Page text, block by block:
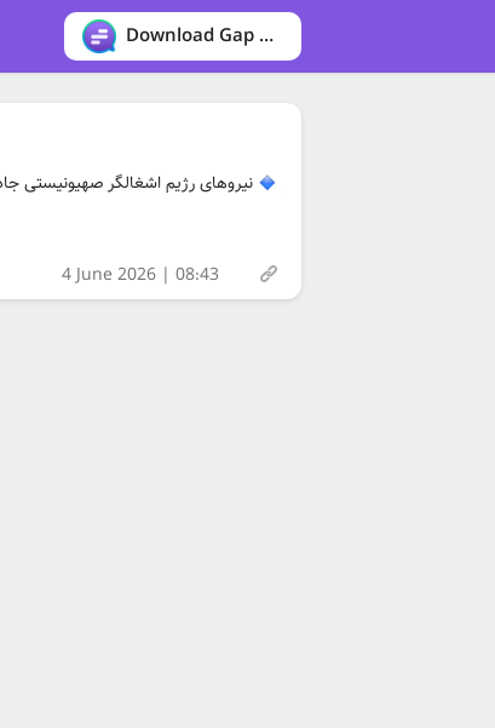
Download Gap messenger
نیروهای رژیم اشغالگر صهیونیستی
4 June 2026 | 08:43